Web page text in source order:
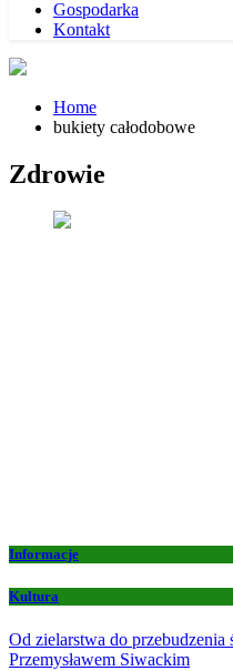
Gospodarka
Kontakt
Home
bukiety całodobowe
Zdrowie
Informacje
Kultura
Od zielarstwa do
Przemysławem Siwackim